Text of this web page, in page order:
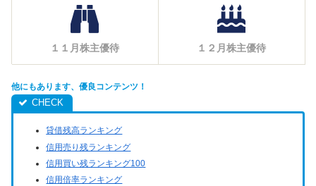
１１月株主優待 １２月株主優待
他にもあります、優良コンテンツ！
貸借残高ランキング
信用売り残ランキング
信用買い残ランキング100
信用倍率ランキング